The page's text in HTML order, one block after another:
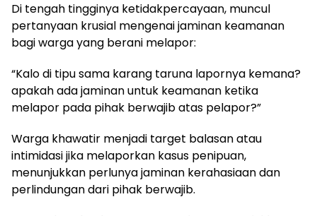
Di tengah tingginya ketidakpercayaan, muncul
pertanyaan krusial mengenai jaminan keamanan
bagi warga yang berani melapor:
“Kalo di tipu sama karang taruna lapornya kemana?
apakah ada jaminan untuk keamanan ketika
melapor pada pihak berwajib atas pelapor?”
Warga khawatir menjadi target balasan atau
intimidasi jika melaporkan kasus penipuan,
menunjukkan perlunya jaminan kerahasiaan dan
perlindungan dari pihak berwajib.